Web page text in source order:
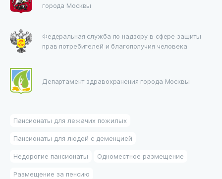
города Москвы
Федеральная служба по надзору в сфере защиты
прав потребителей и благополучия человека
Департамент здравохранения города Москвы
Пансионаты для лежачих пожилых
Пансионаты для людей с деменцией
Недорогие пансионаты Одноместное размещение
Размещение за пенсию